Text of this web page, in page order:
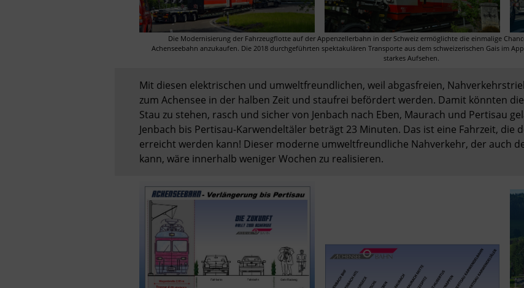
Die Modernisierung der Fahrzeugflotte auf der Appenzellerbahn in der Schweiz ermöglichte die einmalige
Achenseebahn anzukaufen. Die 2018 durchgeführten spektakulären Transporte aus dem schweizerischen Gais im
starkes Aufsehen.
Mit diesen elektrischen und umweltfreundlichen, weil abgasfreien,
zum Achensee in der halben Zeit und staufrei befördert werden. Damit könnten
Stau zu stehen, rasch und sicher von Jenbach nach Eben, Maurach und Pertisau
Jenbach bis Pertisau-Karwendeltäler beträgt 23 Minuten. Das ist eine Fahrzeit, die
erreicht werden kann! Dieser moderne umweltfreundliche Nahverkehr, der auch
kann, wäre innerhalb weniger Wochen zu realisieren.